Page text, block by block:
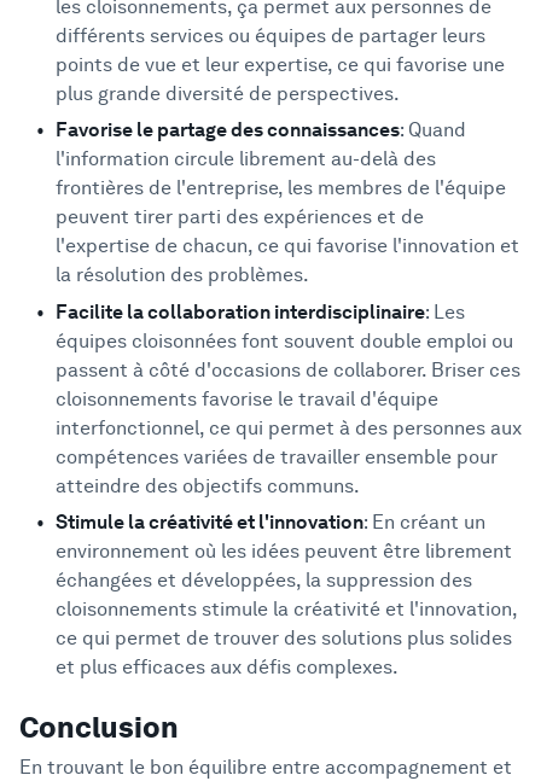
les cloisonnements, ça permet aux personnes de
différents services ou équipes de partager leurs
points de vue et leur expertise, ce qui favorise une
plus grande diversité de perspectives.
Favorise le partage des connaissances: Quand
l'information circule librement au-delà des
frontières de l'entreprise, les membres de l'équipe
peuvent tirer parti des expériences et de
l'expertise de chacun, ce qui favorise l'innovation et
la résolution des problèmes.
Facilite la collaboration interdisciplinaire: Les
équipes cloisonnées font souvent double emploi ou
passent à côté d'occasions de collaborer. Briser ces
cloisonnements favorise le travail d'équipe
interfonctionnel, ce qui permet à des personnes aux
compétences variées de travailler ensemble pour
atteindre des objectifs communs.
Stimule la créativité et l'innovation: En créant un
environnement où les idées peuvent être librement
échangées et développées, la suppression des
cloisonnements stimule la créativité et l'innovation,
ce qui permet de trouver des solutions plus solides
et plus efficaces aux défis complexes.
Conclusion
En trouvant le bon équilibre entre accompagnement et